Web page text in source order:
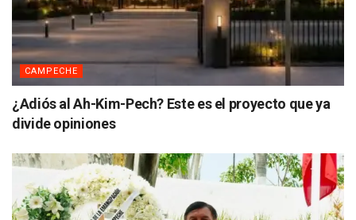
CAMPECHE
¿Adiós al Ah-Kim-Pech? Este es el proyecto que ya
divide opiniones